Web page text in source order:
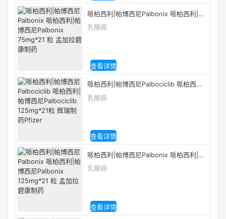
哌柏西利|帕博西尼Palbonix 哌柏西利|帕
博西尼Palbonix 75mg*21 粒 孟加拉碧康
乳腺癌
查看详情
哌柏西利|帕博西尼Palbociclib 哌柏西利|
帕博西尼Palbociclib 125mg*21粒 辉瑞制
乳腺癌
查看详情
哌柏西利|帕博西尼Palbonix 哌柏西利|帕
博西尼Palbonix 125mg*21 粒 孟加拉碧
乳腺癌
查看详情